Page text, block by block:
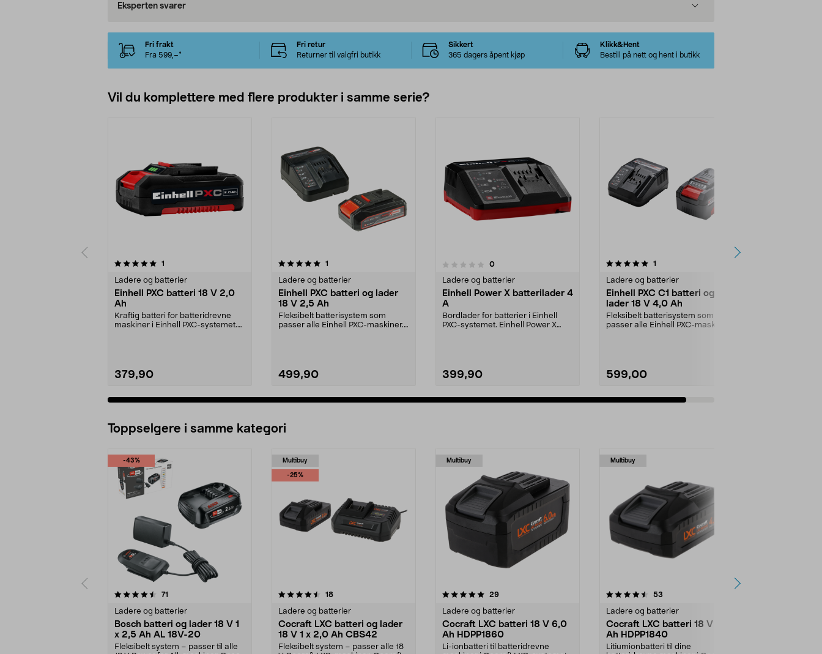
Eksperten svarer
Fri frakt
Fra 599,–*
Fri retur
Returner til valgfri butikk
Sikkert
365 dagers åpent kjøp
Klikk&Hent
Bestill på nett og hent i butikk
Vil du komplettere med flere produkter i samme serie?
1
Ladere og batterier
Einhell PXC batteri 18 V 2,0
Ah
Kraftig batteri for batteridrevne
maskiner i Einhell PXC-systemet.
379,90
5.0av 5 stjerner 1
Ladere og batterier
Einhell PXC batteri og lader
18 V 2,5 Ah
Fleksibelt batterisystem som
passer alle Einhell PXC-maskiner.
499,90
0.0 av 5 stjerner 0anmeldelser
Ladere og batterier
Einhell Power X batterilader 4
A
Bordlader for batterier i Einhell
PXC-systemet. Einhell Power X
399,90
5.0av 5 stjerner 1
Ladere og batterier
Einhell PXC C1 batteri og
lader 18 V 4,0 Ah
Fleksibelt batterisystem som
passer alle Einhell PXC-maskiner.
599,00
Toppselgere i samme kategori
-43%
71
Ladere og batterier
Bosch batteri og lader 18 V 1
x 2,5 Ah AL 18V-20
Fleksibelt system – passer til alle
Multibuy
-25%
4.5 av 5 stjerner 18anmeldelser
Ladere og batterier
Cocraft LXC batteri og lader
18 V 1 x 2,0 Ah CBS42
Fleksibelt system – passer alle 18
Multibuy
5.0 av 5 stjerner 29anmeldelser
Ladere og batterier
Cocraft LXC batteri 18 V 6,0
Ah HDPP1860
Li-ionbatteri til batteridrevne
Multibuy
4.5 av 5 stjerner 53
Ladere og batterier
Cocraft LXC batteri 18 V 4,0
Ah HDPP1840
Litiumionbatteri til dine
4.5 av 5 stjerner